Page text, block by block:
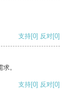
支持[0] 反对[0]
。
支持[0] 反对[0]